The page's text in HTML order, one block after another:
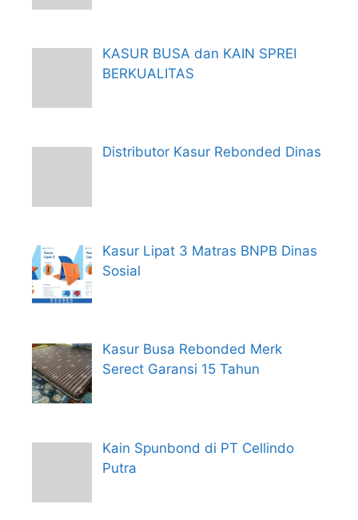
KASUR BUSA dan KAIN SPREI
BERKUALITAS
Distributor Kasur Rebonded Dinas
Kasur Lipat 3 Matras BNPB Dinas
Sosial
Kasur Busa Rebonded Merk
Serect Garansi 15 Tahun
Kain Spunbond di PT Cellindo
Putra